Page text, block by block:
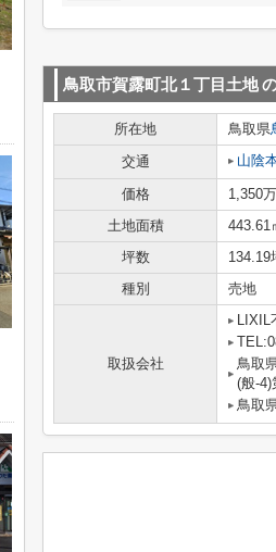
鳥取市賀露町北１丁目土地
所在地 鳥取県
交通
山陰
価格 1,350
土地面積
443.61
坪数
134.19
種別
売地
取扱会社
鳥取
(般-4)
鳥取